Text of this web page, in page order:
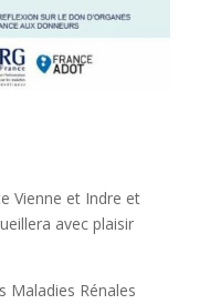
Vienne et Indre et
avec plaisir
Maladies Rénales